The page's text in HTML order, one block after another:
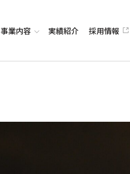
事業内容 実績紹介 採用情報